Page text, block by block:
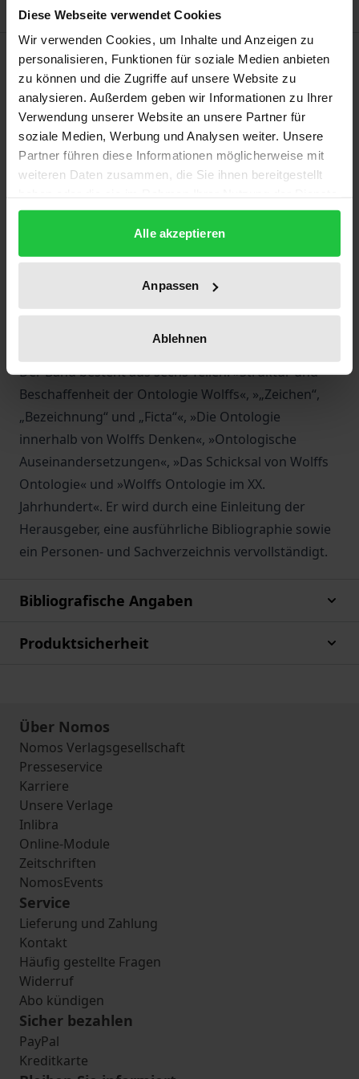
Diese Webseite verwendet Cookies
Wir verwenden Cookies, um Inhalte und Anzeigen zu
personalisieren, Funktionen für soziale Medien anbieten
zu können und die Zugriffe auf unsere Website zu
analysieren. Außerdem geben wir Informationen zu Ihrer
Verwendung unserer Website an unsere Partner für
soziale Medien, Werbung und Analysen weiter. Unsere
Partner führen diese Informationen möglicherweise mit
weiteren Daten zusammen, die Sie ihnen bereitgestellt
gesammelt haben.
Alle akzeptieren
Anpassen
Ablehnen
Beschreibung
Der vorliegende Band ist Ausdruck des neuen,
lebendigen Interesses am Denken Christian Wolffs,
das in den letzten Jahrzehnten ständig gewachsen
ist. Er bezeugt aber auch die Wiederentdeckung
besonders in den letzten Jahren weltweit innerhalb
der philosophischen Reflexion bemerkbar gemacht
hat. Gesammelt sind darin die auf Deutsch,
Französisch und Italienisch verfassten Beiträge der
Der Band besteht aus sechs Teilen: »Struktur und
Beschaffenheit der Ontologie Wolffs«, »„Zeichen“,
„Bezeichnung“ und „Ficta“«, »Die Ontologie
innerhalb von Wolffs Denken«, »Ontologische
Auseinandersetzungen«, »Das Schicksal von Wolffs
Ontologie« und »Wolffs Ontologie im XX.
Jahrhundert«. Er wird durch eine Einleitung der
Herausgeber, eine ausführliche Bibliographie sowie
ein Personen- und Sachverzeichnis vervollständigt.
Bibliografische Angaben
Produktsicherheit
Über Nomos
Nomos Verlagsgesellschaft
Presseservice
Karriere
Unsere Verlage
Inlibra
Online-Module
Zeitschriften
NomosEvents
Service
Lieferung und Zahlung
Kontakt
Häufig gestellte Fragen
Widerruf
Abo kündigen
Sicher bezahlen
PayPal
Kreditkarte